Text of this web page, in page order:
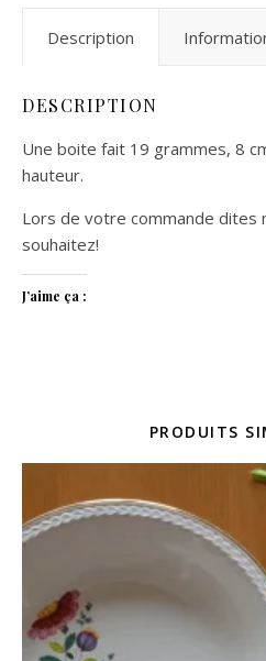
Description
DESCRIPTION
Une boite fait 19 grammes, 8
hauteur.
Lors de votre commande dites
souhaitez!
J’aime ça :
PRODUITS